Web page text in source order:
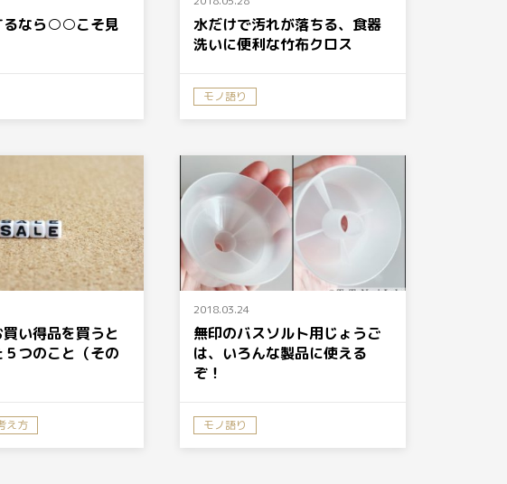
るなら○○こそ見
り組み方
水だけで汚れが落ちる、食器
洗いに便利な竹布クロス
モノ語り
い得品を買うと
つのこと（その
え方
り組み方
2018.03.24
無印のバスソルト用じょうご
は、いろんな製品に使える
ぞ！
モノ語り